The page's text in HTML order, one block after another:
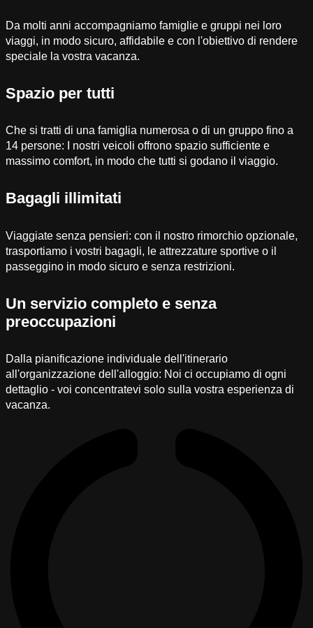
Da molti anni accompagniamo famiglie e gruppi nei loro
viaggi, in modo sicuro, affidabile e con l'obiettivo di rendere
speciale la vostra vacanza.
Spazio per tutti
Che si tratti di una famiglia numerosa o di un gruppo fino a
14 persone: I nostri veicoli offrono spazio sufficiente e
massimo comfort, in modo che tutti si godano il viaggio.
Bagagli illimitati
Viaggiate senza pensieri: con il nostro rimorchio opzionale,
trasportiamo i vostri bagagli, le attrezzature sportive o il
passeggino in modo sicuro e senza restrizioni.
Un servizio completo e senza
preoccupazioni
Dalla pianificazione individuale dell'itinerario
all'organizzazione dell'alloggio: Noi ci occupiamo di ogni
dettaglio - voi concentratevi solo sulla vostra esperienza di
vacanza.